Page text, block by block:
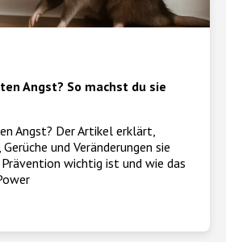
Angst? So machst du sie
Angst? Der Artikel erklärt,
und Veränderungen sie
wichtig ist und wie das